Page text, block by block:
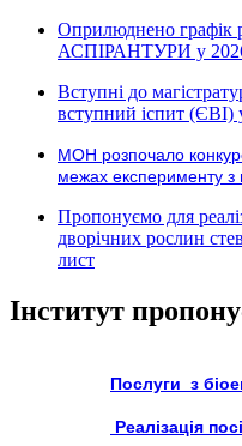
Оприлюднено графік
АСПІРАНТУРИ у
Вступні до
вступний іспит (ЄВІ)
МОН розпочало
межах експерименту з
Пропонуємо для
дворічних рослин
лист
Інститут
Послуги з
Реалізація